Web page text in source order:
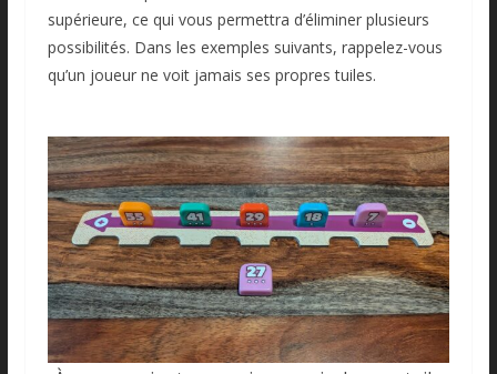
supérieure, ce qui vous permettra d’éliminer plusieurs
possibilités. Dans les exemples suivants, rappelez-vous
qu’un joueur ne voit jamais ses propres tuiles.